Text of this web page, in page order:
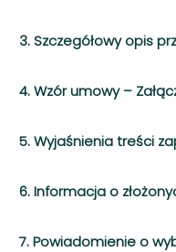
3. Szczegółowy opis
4. Wzór umowy –
5. Wyjaśnienia treści
6. Informacja o
7. Powiadomienie o